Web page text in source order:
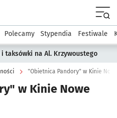
podserwis: Kultura
Polecamy Stypendia Festiwale
taksówki na Al. Krzywoustego
"Obietnica Pandory" w Kinie
w Kinie Nowe